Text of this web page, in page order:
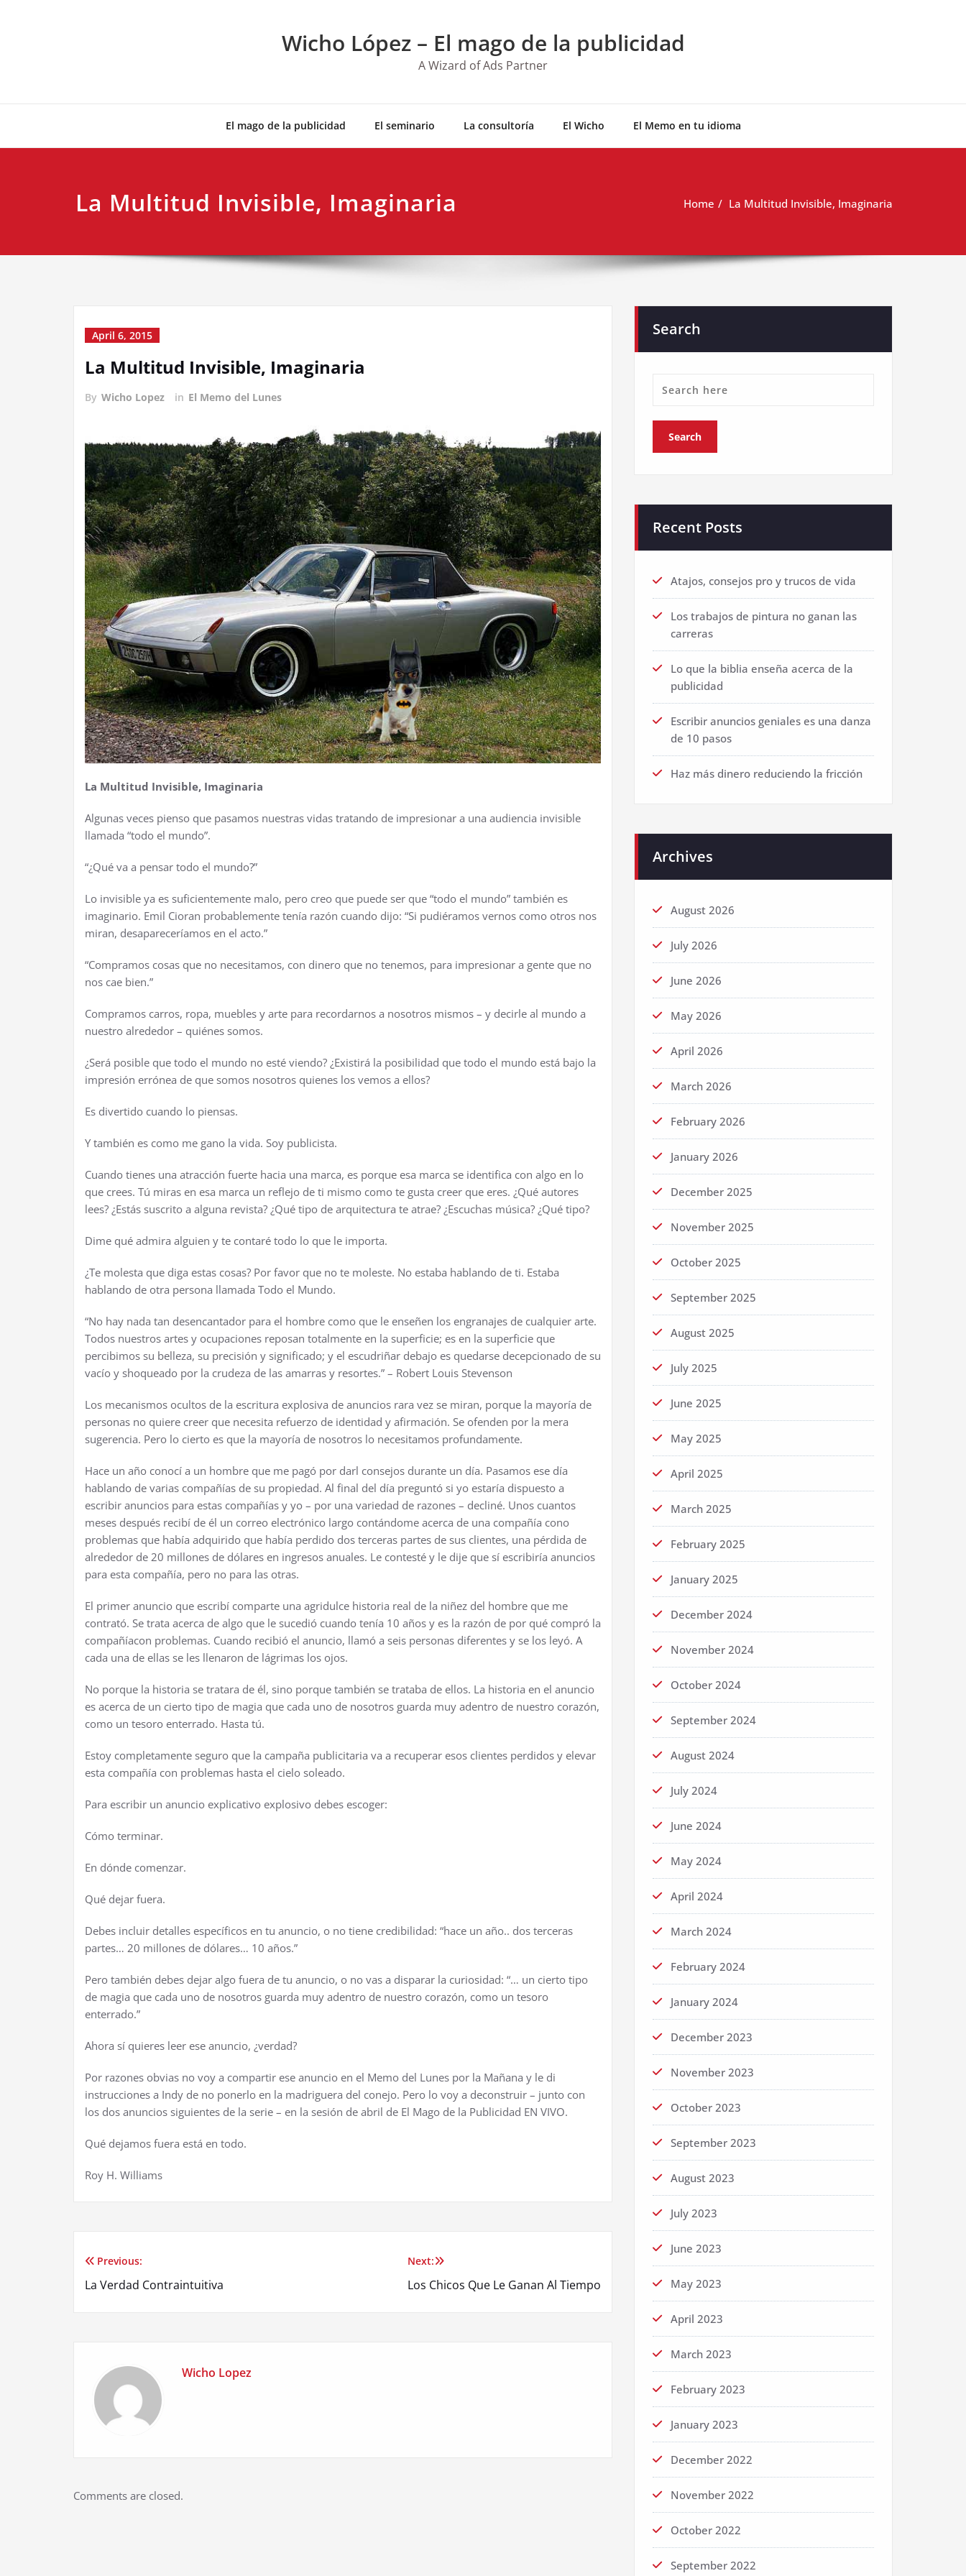
Wicho López – El mago de la publicidad
A Wizard of Ads Partner
El mago de la publicidad El seminario La consultoría El Wicho El Memo en tu idioma
La Multitud Invisible, Imaginaria Home La Multitud Invisible, Imaginaria
April 6, 2015
La Multitud Invisible, Imaginaria
By Wicho Lopez in El Memo del Lunes
La Multitud Invisible, Imaginaria
Algunas veces pienso que pasamos nuestras vidas tratando de impresionar a una audiencia invisible
llamada “todo el mundo”.
“¿Qué va a pensar todo el mundo?”
Lo invisible ya es suficientemente malo, pero creo que puede ser que “todo el mundo” también es
imaginario. Emil Cioran probablemente tenía razón cuando dijo: “Si pudiéramos vernos como otros nos
miran, desapareceríamos en el acto.”
“Compramos cosas que no necesitamos, con dinero que no tenemos, para impresionar a gente que no
nos cae bien.”
Compramos carros, ropa, muebles y arte para recordarnos a nosotros mismos – y decirle al mundo a
nuestro alrededor – quiénes somos.
¿Será posible que todo el mundo no esté viendo? ¿Existirá la posibilidad que todo el mundo está bajo la
impresión errónea de que somos nosotros quienes los vemos a ellos?
Es divertido cuando lo piensas.
Y también es como me gano la vida. Soy publicista.
Cuando tienes una atracción fuerte hacia una marca, es porque esa marca se identifica con algo en lo
que crees. Tú miras en esa marca un reflejo de ti mismo como te gusta creer que eres. ¿Qué autores
lees? ¿Estás suscrito a alguna revista? ¿Qué tipo de arquitectura te atrae? ¿Escuchas música? ¿Qué tipo?
Dime qué admira alguien y te contaré todo lo que le importa.
¿Te molesta que diga estas cosas? Por favor que no te moleste. No estaba hablando de ti. Estaba
hablando de otra persona llamada Todo el Mundo.
“No hay nada tan desencantador para el hombre como que le enseñen los engranajes de cualquier arte.
Todos nuestros artes y ocupaciones reposan totalmente en la superficie; es en la superficie que
percibimos su belleza, su precisión y significado; y el escudriñar debajo es quedarse decepcionado de su
vacío y shoqueado por la crudeza de las amarras y resortes.” – Robert Louis Stevenson
Los mecanismos ocultos de la escritura explosiva de anuncios rara vez se miran, porque la mayoría de
personas no quiere creer que necesita refuerzo de identidad y afirmación. Se ofenden por la mera
sugerencia. Pero lo cierto es que la mayoría de nosotros lo necesitamos profundamente.
Hace un año conocí a un hombre que me pagó por darl consejos durante un día. Pasamos ese día
hablando de varias compañías de su propiedad. Al final del día preguntó si yo estaría dispuesto a
escribir anuncios para estas compañías y yo – por una variedad de razones – decliné. Unos cuantos
meses después recibí de él un correo electrónico largo contándome acerca de una compañía cono
problemas que había adquirido que había perdido dos terceras partes de sus clientes, una pérdida de
alrededor de 20 millones de dólares en ingresos anuales. Le contesté y le dije que sí escribiría anuncios
para esta compañía, pero no para las otras.
El primer anuncio que escribí comparte una agridulce historia real de la niñez del hombre que me
contrató. Se trata acerca de algo que le sucedió cuando tenía 10 años y es la razón de por qué compró la
compañíacon problemas. Cuando recibió el anuncio, llamó a seis personas diferentes y se los leyó. A
cada una de ellas se les llenaron de lágrimas los ojos.
No porque la historia se tratara de él, sino porque también se trataba de ellos. La historia en el anuncio
es acerca de un cierto tipo de magia que cada uno de nosotros guarda muy adentro de nuestro corazón,
como un tesoro enterrado. Hasta tú.
Estoy completamente seguro que la campaña publicitaria va a recuperar esos clientes perdidos y elevar
esta compañía con problemas hasta el cielo soleado.
Para escribir un anuncio explicativo explosivo debes escoger:
Cómo terminar.
En dónde comenzar.
Qué dejar fuera.
Debes incluir detalles específicos en tu anuncio, o no tiene credibilidad: “hace un año.. dos terceras
partes… 20 millones de dólares… 10 años.”
Pero también debes dejar algo fuera de tu anuncio, o no vas a disparar la curiosidad: “… un cierto tipo
de magia que cada uno de nosotros guarda muy adentro de nuestro corazón, como un tesoro
enterrado.”
Ahora sí quieres leer ese anuncio, ¿verdad?
Por razones obvias no voy a compartir ese anuncio en el Memo del Lunes por la Mañana y le di
instrucciones a Indy de no ponerlo en la madriguera del conejo. Pero lo voy a deconstruir – junto con
los dos anuncios siguientes de la serie – en la sesión de abril de El Mago de la Publicidad EN VIVO.
Qué dejamos fuera está en todo.
Roy H. Williams
Post
Previous:
La Verdad Contraintuitiva
Next:
Los Chicos Que Le Ganan Al Tiempo
Wicho Lopez
Comments are closed.
Search
Recent Posts
Atajos, consejos pro y trucos de vida
Los trabajos de pintura no ganan las
carreras
Lo que la biblia enseña acerca de la
publicidad
Escribir anuncios geniales es una danza
de 10 pasos
Haz más dinero reduciendo la fricción
Archives
August 2026
July 2026
June 2026
May 2026
April 2026
March 2026
February 2026
January 2026
December 2025
November 2025
October 2025
September 2025
August 2025
July 2025
June 2025
May 2025
April 2025
March 2025
February 2025
January 2025
December 2024
November 2024
October 2024
September 2024
August 2024
July 2024
June 2024
May 2024
April 2024
March 2024
February 2024
January 2024
December 2023
November 2023
October 2023
September 2023
August 2023
July 2023
June 2023
May 2023
April 2023
March 2023
February 2023
January 2023
December 2022
November 2022
October 2022
September 2022